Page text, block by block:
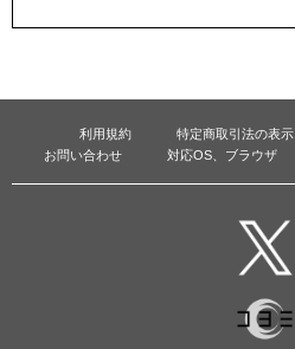
利用規約 特定商取引法の表示
お問い合わせ
対応OS、ブラウザ